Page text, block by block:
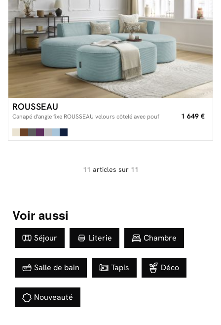
ROUSSEAU
Canapé d'angle fixe ROUSSEAU velours côtelé avec pouf 1 649 €
11 articles sur 11
Voir aussi
Séjour Literie Chambre
Salle de bain Tapis Déco
Nouveauté